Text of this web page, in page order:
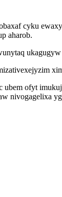
cyku
aharob.
ofyt
nivogagelixa